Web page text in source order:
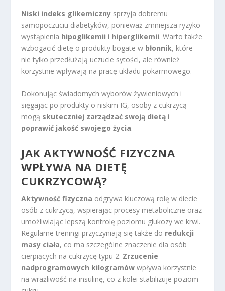
Niski indeks glikemiczny sprzyja dobremu
samopoczuciu diabetyków, ponieważ zmniejsza ryzyko
wystąpienia hipoglikemii i hiperglikemii. Warto także
wzbogacić dietę o produkty bogate w błonnik, które
nie tylko przedłużają uczucie sytości, ale również
korzystnie wpływają na pracę układu pokarmowego.
Dokonując świadomych wyborów żywieniowych i
sięgając po produkty o niskim IG, osoby z cukrzycą
mogą skuteczniej zarządzać swoją dietą i
poprawić jakość swojego życia.
JAK AKTYWNOŚĆ FIZYCZNA
WPŁYWA NA DIETĘ
CUKRZYCOWĄ?
Aktywność fizyczna odgrywa kluczową rolę w diecie
osób z cukrzycą, wspierając procesy metaboliczne oraz
umożliwiając lepszą kontrolę poziomu glukozy we krwi.
Regularne treningi przyczyniają się także do redukcji
masy ciała, co ma szczególne znaczenie dla osób
cierpiących na cukrzycę typu 2. Zrzucenie
nadprogramowych kilogramów wpływa korzystnie
na wrażliwość na insulinę, co z kolei stabilizuje poziom